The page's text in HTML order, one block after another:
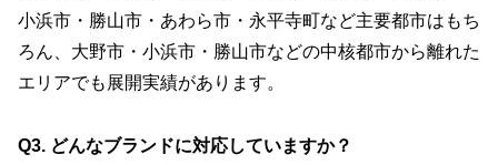
小浜市・勝山市・あわら市・永平寺町など主要都市はもち
ろん、大野市・小浜市・勝山市などの中核都市から離れた
エリアでも展開実績があります。
Q3. どんなブランドに対応していますか？